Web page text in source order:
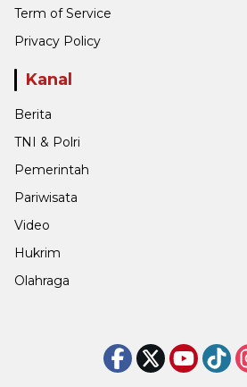
Term of Service
Privacy Policy
Kanal
Berita
TNI & Polri
Pemerintah
Pariwisata
Video
Hukrim
Olahraga